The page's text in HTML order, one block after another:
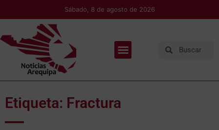
Sábado, 8 de agosto de 2026
Etiqueta: Fractura